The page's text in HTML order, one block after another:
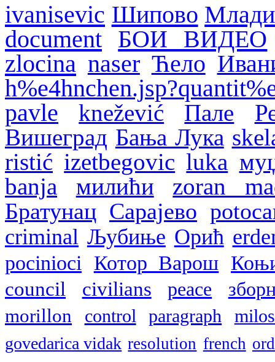
ivanisevic Шипово
document БОИ ВИДЕО
zlocina naser Ћело
pavle
knežević Пале
Вишеград Бања Лука
ristić izetbegovic luka
banja
милићи
zoran
Братунац Сарајево
criminal Љубиње Орић
pocinioci Котор Варош
council
civilians peace
morillon control paragraph
govedarica vidak resolution french